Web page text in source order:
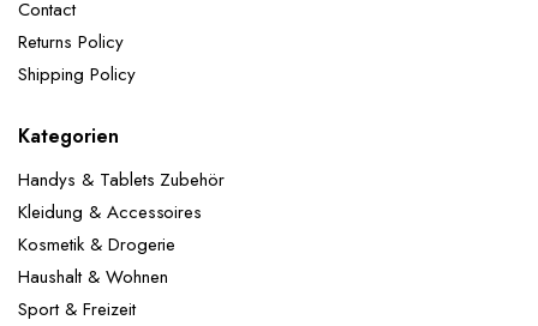
Contact
Returns Policy
Shipping Policy
Kategorien
Handys & Tablets Zubehör
Kleidung & Accessoires
Kosmetik & Drogerie
Haushalt & Wohnen
Sport & Freizeit